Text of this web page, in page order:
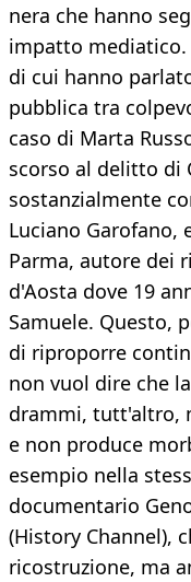
nera che hanno
impatto
di cui hanno
pubblica tra
caso di Marta
scorso al delitto di
sostanzialmente
Luciano Garofano,
Parma, autore dei
d'Aosta dove 19
Samuele. Questo,
di riproporre
non vuol dire che
drammi, tutt'altro,
e non produce
esempio nella
documentario
(History Channel),
ricostruzione, ma